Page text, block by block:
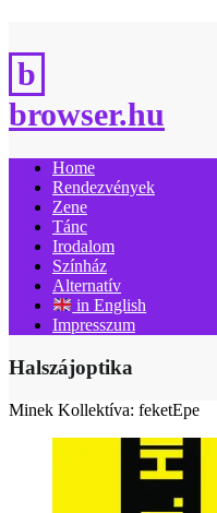
to
content
browser.hu
Home
Rendezvények
Zene
Tánc
Irodalom
Színház
Alternatív
in English
Impresszum
Halszájoptika
Minek Kollektíva: feketEpe